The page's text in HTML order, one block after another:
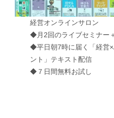
経営オンラインサロン
◆月2回のライブセミナー
◆平日朝7時に届く「経営
ント」テキスト配信
◆７日間無料お試し